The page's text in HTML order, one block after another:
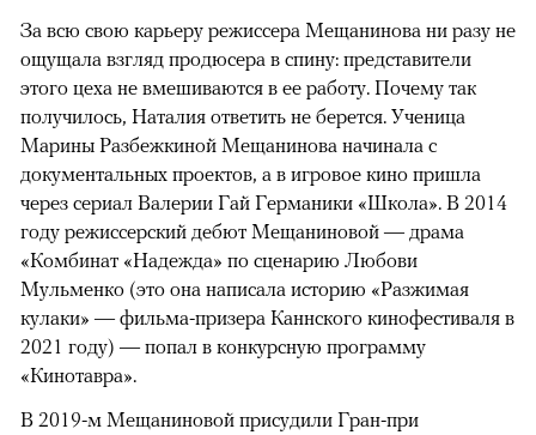
За всю свою карьеру режиссера Мещанинова ни разу не
ощущала взгляд продюсера в спину: представители
этого цеха не вмешиваются в ее работу. Почему так
получилось, Наталия ответить не берется. Ученица
Марины Разбежкиной Мещанинова начинала с
документальных проектов, а в игровое кино пришла
через сериал Валерии Гай Германики «Школа». В 2014
году режиссерский дебют Мещаниновой — драма
«Комбинат «Надежда» по сценарию Любови
Мульменко (это она написала историю «Разжимая
кулаки» — фильма-призера Каннского кинофестиваля в
2021 году) — попал в конкурсную программу
«Кинотавра».
В 2019-м Мещаниновой присудили Гран-при